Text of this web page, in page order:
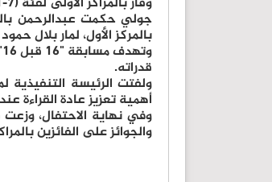
بالمركز الأول، لمار بلال
قدراته.
ولفتت الرئيسة
أهمية تعزيز عادة القراءة
وفي نهاية الاحتفال،
والجوائز على الفائزين